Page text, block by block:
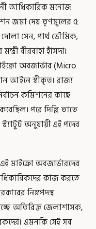
আধিকারিক মনোজ
জমা দেয় তৃণমূলের ৫
দোলা সেন, পার্থ ভৌমিক,
বীরবাহা হাঁসদা।
অবজার্ভার (Micro
আইনে স্বীকৃত। রাজ্য
কমিশনের কাছে
পরে দিল্লি তাতে
অনুযায়ী এই পদের
মাইক্রো অবজার্ভারদের
কাজ করতে
নিম্নপদস্থ
অতিরিক্ত জেলাশাসক,
এমনকি সেই সব